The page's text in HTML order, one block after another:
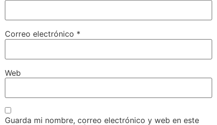
Correo electrónico *
Web
Guarda mi nombre, correo electrónico y web en este